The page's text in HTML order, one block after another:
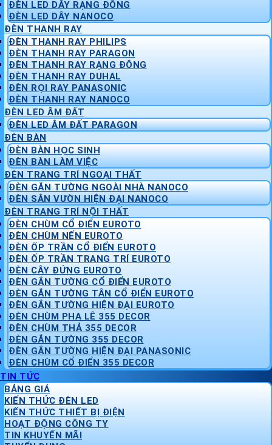
ĐÈN LED DÂY RẠNG ĐÔNG
ĐÈN LED DÂY NANOCO
ĐÈN THANH RAY
ĐÈN THANH RAY PHILIPS
ĐÈN THANH RAY PARAGON
ĐÈN THANH RAY RẠNG ĐÔNG
ĐÈN THANH RAY DUHAL
ĐÈN RỌI RAY PANASONIC
ĐÈN THANH RAY NANOCO
ĐÈN LED ÂM ĐẤT
ĐÈN LED ÂM ĐẤT PARAGON
ĐÈN BÀN
ĐÈN BÀN HỌC SINH
ĐÈN BÀN LÀM VIỆC
ĐÈN TRANG TRÍ NGOẠI THẤT
ĐÈN GẮN TƯỜNG NGOÀI NHÀ NANOCO
ĐÈN SÂN VƯỜN HIỆN ĐẠI NANOCO
ĐÈN TRANG TRÍ NỘI THẤT
ĐÈN CHÙM CỔ ĐIỂN EUROTO
ĐÈN CHÙM NẾN EUROTO
ĐÈN ỐP TRẦN CỔ ĐIỂN EUROTO
ĐÈN ỐP TRẦN TRANG TRÍ EUROTO
ĐÈN CÂY ĐỨNG EUROTO
ĐÈN GẮN TƯỜNG CỔ ĐIỂN EUROTO
ĐÈN GẮN TƯỜNG TÂN CỔ ĐIỂN EUROTO
ĐÈN GẮN TƯỜNG HIỆN ĐẠI EUROTO
ĐÈN CHÙM PHA LÊ 355 DECOR
ĐÈN CHÙM THẢ 355 DECOR
ĐÈN GẮN TƯỜNG 355 DECOR
ĐÈN GẮN TƯỜNG HIỆN ĐẠI PANASONIC
ĐÈN CHÙM CỔ ĐIỂN 355 DECOR
TIN TỨC
BẢNG GIÁ
KIẾN THỨC ĐÈN LED
KIẾN THỨC THIẾT BỊ ĐIỆN
HOẠT ĐỘNG CÔNG TY
TIN KHUYẾN MÃI